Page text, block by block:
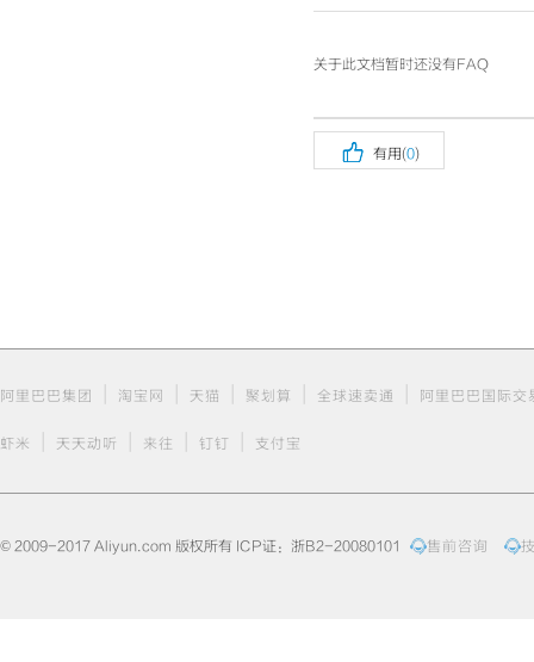
关于此文档暂时还没有FAQ
 有用(0)
阿里巴巴集团 淘宝网 天猫 聚划算 全球速卖通 阿里巴巴国际交
虾米 天天动听 来往 钉钉 支付宝
© 2009-2017 Aliyun.com 版权所有 ICP证：浙B2-20080101 售前咨询